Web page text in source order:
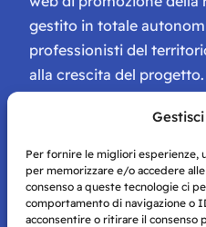
Per fornire le migliori esperienze,
per memorizzare e/o accedere
consenso a queste tecnologie ci
comportamento di navigazione o
acconsentire o ritirare il consenso
gestito in totale
professionisti del
alla crescita del
tessera di Storie
e inviti ad eventi